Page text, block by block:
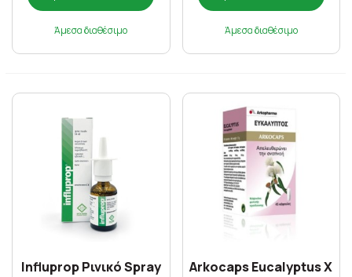
Άμεσα διαθέσιμο Άμεσα διαθέσιμο
Influprop Ρινικό Spray
Arkocaps Eucalyptus X